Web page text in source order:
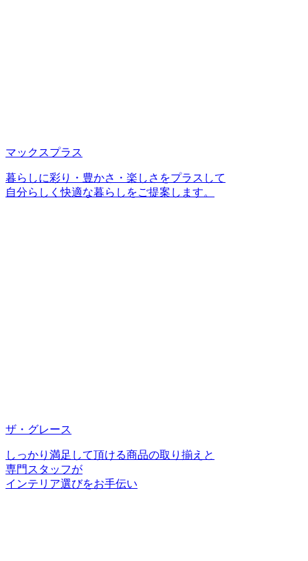
マックスプラス
暮らしに彩り・豊かさ・楽しさをプラスして
自分らしく快適な暮らしをご提案します。
ザ・グレース
しっかり満足して頂ける商品の取り揃えと
専門スタッフが
インテリア選びをお手伝い